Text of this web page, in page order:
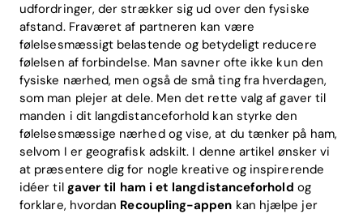
udfordringer, der strækker sig ud over den fysiske
afstand. Fraværet af partneren kan være
følelsesmæssigt belastende og betydeligt reducere
følelsen af forbindelse. Man savner ofte ikke kun den
fysiske nærhed, men også de små ting fra hverdagen,
som man plejer at dele. Men det rette valg af gaver til
manden i dit langdistanceforhold kan styrke den
følelsesmæssige nærhed og vise, at du tænker på ham,
selvom I er geografisk adskilt. I denne artikel ønsker vi
at præsentere dig for nogle kreative og inspirerende
idéer til gaver til ham i et langdistanceforhold og
forklare, hvordan Recoupling-appen kan hjælpe jer